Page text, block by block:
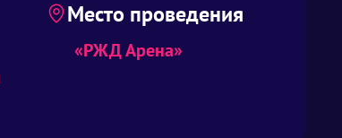
Место проведения
«РЖД Арена»